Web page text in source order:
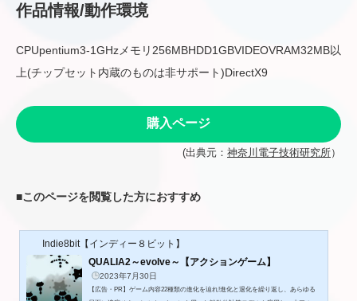
作品情報/動作環境
CPUpentium3-1GHzメモリ256MBHDD1GBVIDEOVRAM32MB以
上(チップセット内蔵のものは非サポート)DirectX9
購入ページ
(出典元： 神奈川電子技術研究所）
■このページを閲覧した方におすすめ
Indie8bit【インディー８ビット】
QUALIA2～evolve～【アクションゲーム】
2023年7月30日
【広告・PR】ゲーム内容22種類の進化を辿れ!進化と退化を繰り返し、あらゆる